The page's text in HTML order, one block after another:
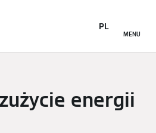
MENU
PL
energii